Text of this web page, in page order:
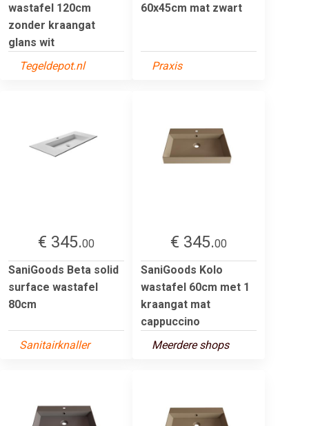
wastafel 120cm
zonder kraangat
glans wit
Tegeldepot.nl
60x45cm mat zwart
Praxis
€ 345.00
SaniGoods Beta solid
surface wastafel
80cm
Sanitairknaller
€ 345.00
SaniGoods Kolo
wastafel 60cm met 1
kraangat mat
cappuccino
Meerdere shops